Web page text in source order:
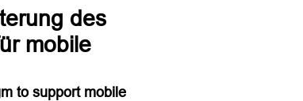
des
mobile
to support mobile